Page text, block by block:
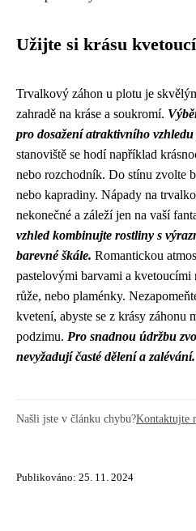
Užijte si krásu
Trvalkový záhon u plotu je
zahradě na kráse a soukromí.
pro dosažení atraktivního
stanoviště se hodí například
nebo rozchodník. Do stínu zvolte
nebo kapradiny. Nápady na
nekonečné a záleží jen na vaší
vzhled kombinujte rostliny s
barevné škále. Romantickou
pastelovými barvami a
růže, nebo plaménky.
kvetení, abyste se z krásy záhonu
podzimu. Pro snadnou údržbu
nevyžadují časté dělení a zalévání.
Našli jste v článku chybu?Kontaktujte
Publikováno: 25. 11. 2024